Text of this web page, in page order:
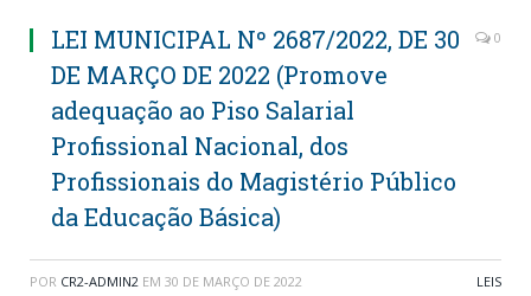
LEI MUNICIPAL Nº 2687/2022, DE 30
DE MARÇO DE 2022 (Promove
adequação ao Piso Salarial
Profissional Nacional, dos
Profissionais do Magistério Público
da Educação Básica)
0
POR CR2-ADMIN2 EM 30 DE MARÇO DE 2022 LEIS